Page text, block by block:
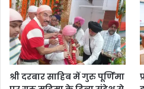
श्री दरबार साहिब में गुरु पूर्णिमा